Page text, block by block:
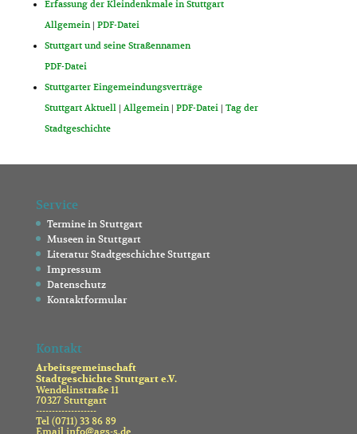
Erfassung der Kleindenkmale in Stuttgart
Allgemein| PDF-Datei
Stuttgart und seine Straßennamen
PDF-Datei
Stuttgarter Eingemeindungsverträge
Stuttgart Aktuell | Allgemein| PDF-Datei | Tag der
Stadtgeschichte
Service
Termine in Stuttgart
Museen in Stuttgart
Literatur Stadtgeschichte Stuttgart
Impressum
Datenschutz
Kontaktformular
Kontakt
Arbeitsgemeinschaft
Stadtgeschichte Stuttgart e.V.
Wendelinstraße 11
70327 Stuttgart
-------------------
Tel (0711) 33 86 89
Email info@ags-s.de